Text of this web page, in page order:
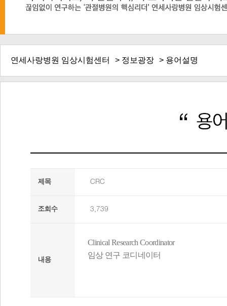
연세사랑병원 임상시험센터 > 정보광장 > 용어설명
제목 CRC
조회수 3,739
내용
Clinical Research Coordinator
임상 연구 코디네이터